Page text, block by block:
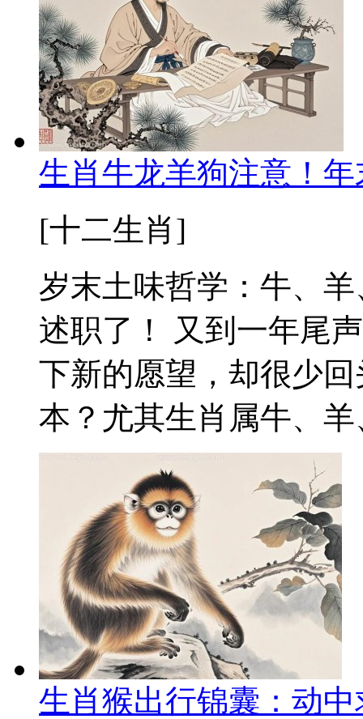
生肖牛龙羊狗注意！
[十二生肖]
岁末土味哲学：牛、
述职了！ 又到一年尾
下新的愿望，却很少
本？尤其生肖属牛、
生肖猴出行锦囊：动